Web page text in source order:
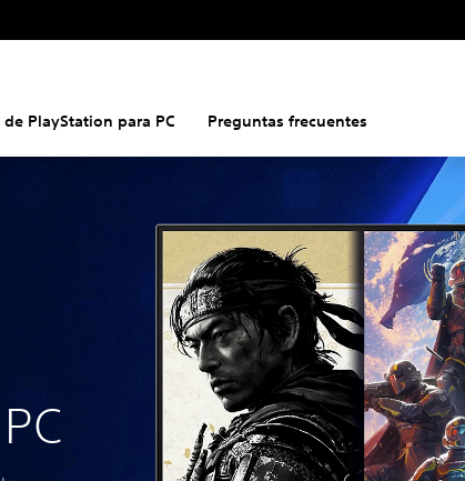
de PlayStation para PC Preguntas frecuentes